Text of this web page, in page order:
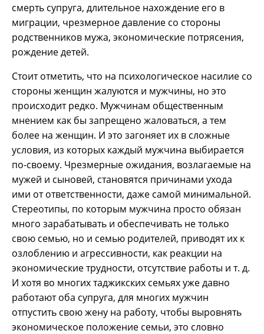
смерть супруга, длительное нахождение его в
миграции, чрезмерное давление со стороны
родственников мужа, экономические потрясения,
рождение детей.
Стоит отметить, что на психологическое насилие со
стороны женщин жалуются и мужчины, но это
происходит редко. Мужчинам общественным
мнением как бы запрещено жаловаться, а тем
более на женщин. И это загоняет их в сложные
условия, из которых каждый мужчина выбирается
по-своему. Чрезмерные ожидания, возлагаемые на
мужей и сыновей, становятся причинами ухода
ими от ответственности, даже самой минимальной.
Стереотипы, по которым мужчина просто обязан
много зарабатывать и обеспечивать не только
свою семью, но и семью родителей, приводят их к
озлоблению и агрессивности, как реакции на
экономические трудности, отсутствие работы и т. д.
И хотя во многих таджикских семьях уже давно
работают оба супруга, для многих мужчин
отпустить свою жену на работу, чтобы выровнять
экономическое положение семьи, это словно